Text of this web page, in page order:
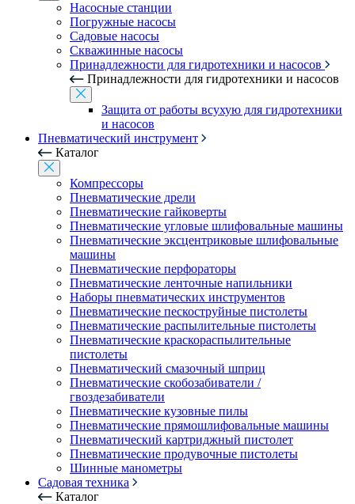
Насосные станции
Погружные насосы
Садовые насосы
Скважинные насосы
Принадлежности для гидротехники и насосов
Принадлежности для гидротехники и насосов
Защита от работы всухую для гидротехники
и насосов
Пневматический инструмент
Каталог
Компрессоры
Пневматические дрели
Пневматические гайковерты
Пневматические угловые шлифовальные машины
Пневматические эксцентриковые шлифовальные
машины
Пневматические перфораторы
Пневматические ленточные напильники
Наборы пневматических инструментов
Пневматические пескоструйные пистолеты
Пневматические распылительные пистолеты
Пневматические краскораспылительные
пистолеты
Пневматический смазочный шприц
Пневматические скобозабиватели /
гвоздезабиватели
Пневматические кузовные пилы
Пневматические прямошлифовальные машины
Пневматический картриджный пистолет
Пневматические продувочные пистолеты
Шинные манометры
Садовая техника
Каталог